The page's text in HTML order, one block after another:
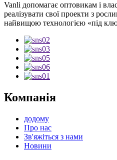
Vanli допомагає оптовикам і
реалізувати свої проекти з
найвищою технологією «під
Компанія
додому
Про нас
Зв'яжіться з нами
Новини